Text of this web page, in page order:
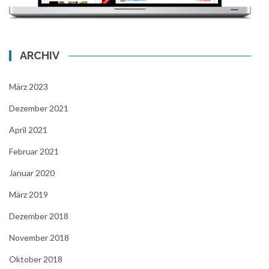
ARCHIV
März 2023
Dezember 2021
April 2021
Februar 2021
Januar 2020
März 2019
Dezember 2018
November 2018
Oktober 2018